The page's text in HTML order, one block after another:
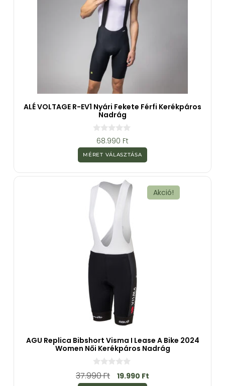
ALÉ VOLTAGE R-EV1 Nyári Fekete Férfi Kerékpáros
Nadrág
z
5
b
l
68.990 Ft
MÉRET VÁLASZTÁSA
Akció!
AGU Replica Bibshort Visma I Lease A Bike 2024
Women Női Kerékpáros Nadrág
0
a
37.990Ft 19.990 Ft